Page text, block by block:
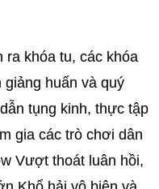
khóa tu, các khóa
huấn và quý
tụng kinh, thực tập
gia các trò chơi dân
Vượt thoát luân hồi,